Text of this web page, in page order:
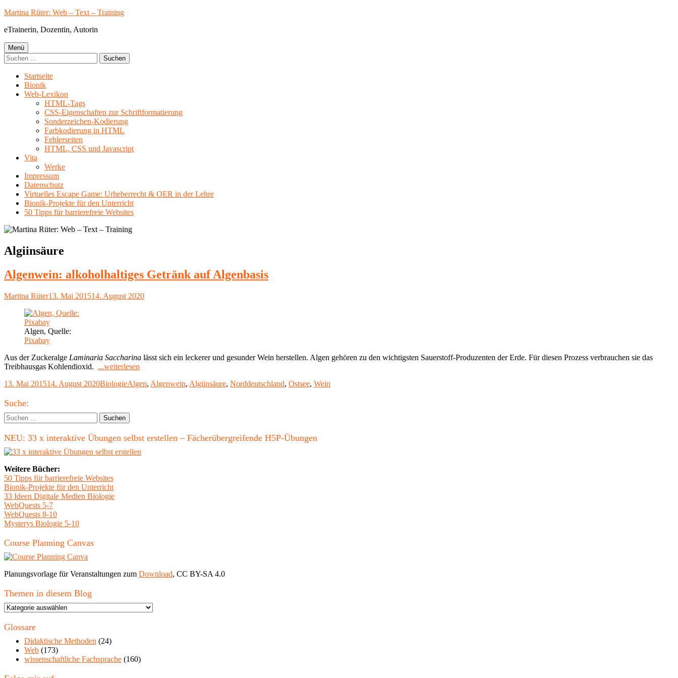
Springe
Inhalt
Martina Rüter: Web – Text – Training
eTrainerin, Dozentin, Autorin
Primäres
Menü
Menü
Suchen
nach:
Startseite
Bionik
Web-Lexikon
HTML-Tags
CSS-Eigenschaften zur Schriftformatierung
Sonderzeichen-Kodierung
Farbkodierung in HTML
Fehlerseiten
HTML, CSS und Javascript
Vita
Werke
Impressum
Datenschutz
Virtuelles Escape Game: Urheberrecht & OER in der Lehre
Bionik-Projekte für den Unterricht
50 Tipps für barrierefreie Websites
Schlagwort:
Algiinsäure
Algenwein: alkoholhaltiges Getränk auf Algenbasis
Autor
Martina RüterVeröffentlicht
13. Mai 201514. August 2020
Algen, Quelle:
Pixabay
Aus der Zuckeralge Laminaria Saccharina lässt sich ein leckerer und gesunder Wein herstellen. Algen gehören zu den wichtigsten Sauerstoff-Produzenten der Erde. Für diesen Prozess verbrauchen sie das
Treibhausgas Kohlendioxid. ...weiterlesen
Getränk
Veröffentlicht
13. Mai 201514. August 2020Kategorien
BiologieSchlagwörter
Algen, Algenwein, Algiinsäure, Norddeutschland, Ostsee, Wein
Haupt-
Seitenleiste
Suche:
Suchen
nach:
NEU: 33 x interaktive Übungen selbst erstellen – Fächerübergreifende H5P-Übungen
Weitere Bücher:
50 Tipps für barrierefreie Websites
Bionik-Projekte für den Unterricht
33 Ideen Digitale Medien Biologie
WebQuests 5-7
WebQuests 8-10
Mysterys Biologie 5-10
Course Planning Canvas
Planungsvorlage für Veranstaltungen zum Download, CC BY-SA 4.0
Themen in diesem Blog
Themen
diesem
Glossare
Didaktische Methoden (24)
Web (173)
wissenschaftliche Fachsprache (160)